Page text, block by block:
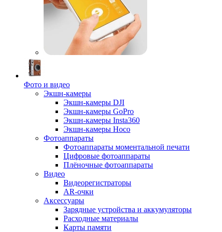
Фото и видео
Экшн-камеры
Экшн-камеры DJI
Экшн-камеры GoPro
Экшн-камеры Insta360
Экшн-камеры Hoco
Фотоаппараты
Фотоаппараты моментальной печати
Цифровые фотоаппараты
Плёночные фотоаппараты
Видео
Видеорегистраторы
AR-очки
Аксессуары
Зарядные устройства и аккумуляторы
Расходные материалы
Карты памяти